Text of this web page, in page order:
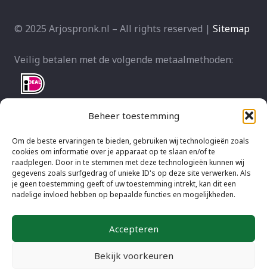
Beheer toestemming
Om de beste ervaringen te bieden, gebruiken wij technologieën zoals
cookies om informatie over je apparaat op te slaan en/of te
raadplegen. Door in te stemmen met deze technologieën kunnen wij
gegevens zoals surfgedrag of unieke ID's op deze site verwerken. Als
je geen toestemming geeft of uw toestemming intrekt, kan dit een
nadelige invloed hebben op bepaalde functies en mogelijkheden.
Accepteren
Bekijk voorkeuren
© 2025 Arjospronk.nl – All rights reserved | Sitemap
Veilig betalen met de volgende metaalmethoden: